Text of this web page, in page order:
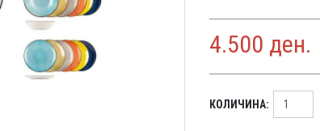
4.500 ден.
КОЛИЧИНА: